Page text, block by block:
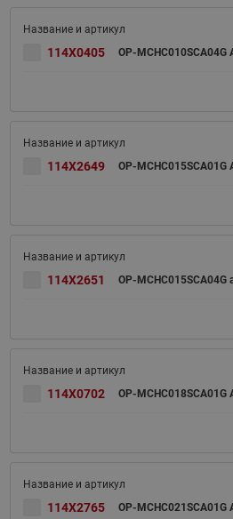
114X0405 OP-MCHC010SCA04G
114X2649 OP-MCHC015SCA01G
114X2651 OP-MCHC015SCA04G
114X0702 OP-MCHC018SCA01G
114X2765 OP-MCHC021SCA01G